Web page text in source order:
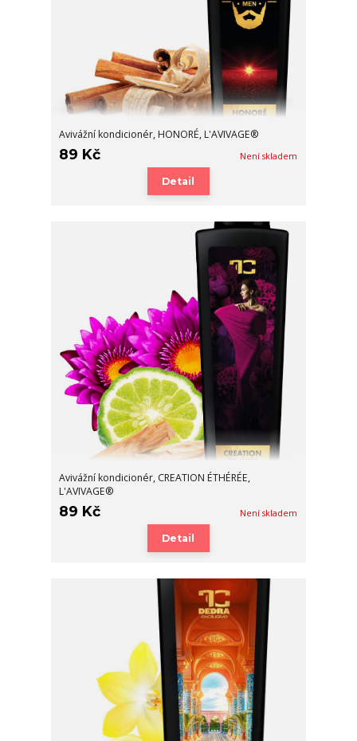
Avivážní kondicionér, HONORÉ, L'AVIVAGE®
89 Kč Není skladem
Detail
Avivážní kondicionér, CREATION ÉTHÉRÉE,
L'AVIVAGE®
89 Kč Není skladem
Detail